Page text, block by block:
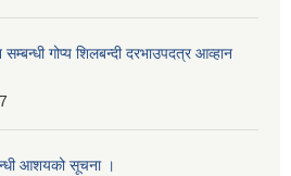
गोप्य शिलबन्दी दरभाउपदत्र आव्हान
आशयको सूचना ।